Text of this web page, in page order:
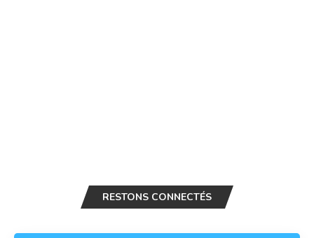
RESTONS CONNECTÉS